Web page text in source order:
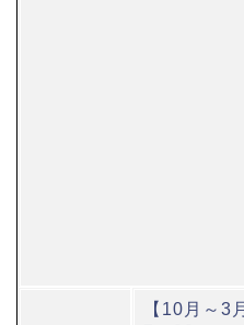
【10月～3